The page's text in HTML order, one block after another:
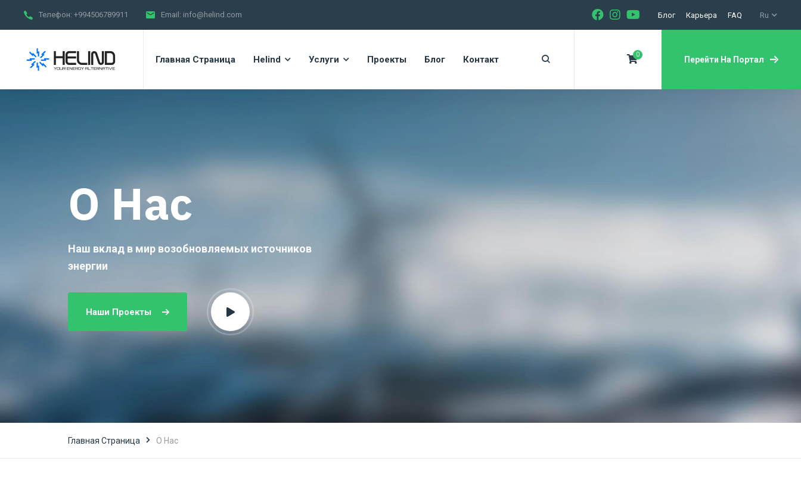
Телефон: +994506789911 Email: info@helind.com Блог Карьера FAQ Ru
Главная Страница Helind Услуги Проекты Блог Контакт 0
Перейти На Портал
O Нас
Наш вклад в мир возобновляемых источников
энергии
Наши Проекты
Главная Страница O Нас